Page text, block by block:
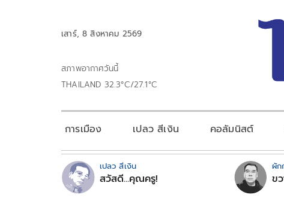
เสาร์, 8 สิงหาคม 2569
สภาพอากาศวันนี้
THAILAND 32.3°C/27.1°C
การเมือง เปลว สีเงิน คอลัมนิสต์
เปลว สีเงิน
สวัสดี...คุณครู!
ผัก
ข